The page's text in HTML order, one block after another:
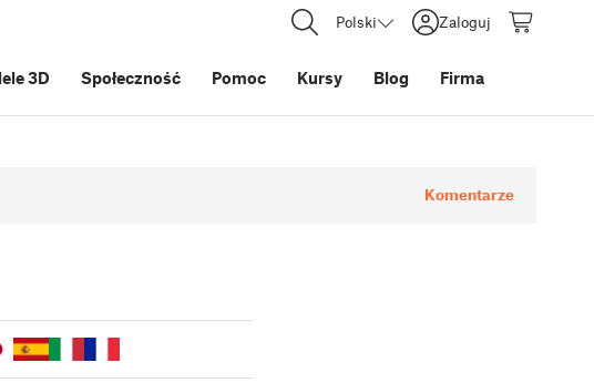
Polski Zaloguj
3D Społeczność Pomoc Kursy Blog Firma
Komentarze